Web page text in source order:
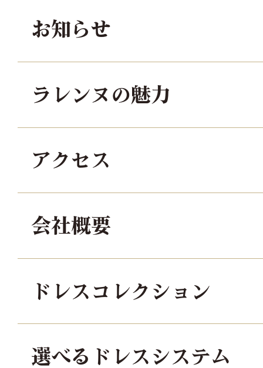
お知らせ
ラレンヌの魅力
アクセス
会社概要
ドレスコレクション
選べるドレスシステム